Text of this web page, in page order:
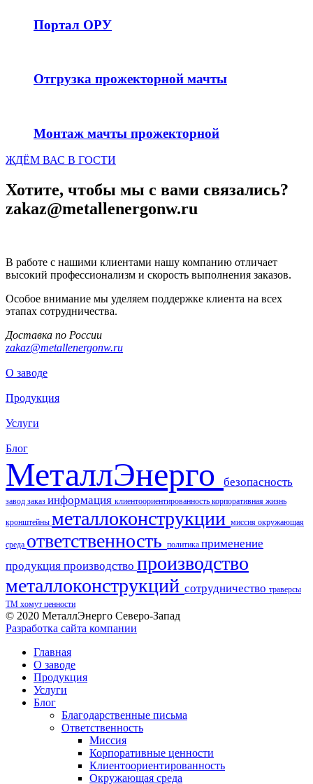
Портал ОРУ
Отгрузка прожекторной мачты
Монтаж мачты прожекторной
ЖДЁМ ВАС В ГОСТИ
Хотите, чтобы мы с вами связались?
zakaz@metallenergonw.ru
В работе с нашими клиентами нашу компанию отличает
высокий профессионализм и скорость выполнения заказов.
Особое внимание мы уделяем поддержке клиента на всех
этапах сотрудничества.
Доставка по России
zakaz@metallenergonw.ru
О заводе
Продукция
Услуги
Блог
МеталлЭнерго безопасность
завод заказ информация клиентоориентированность корпоративная жизнь
кронштейны металлоконструкции миссия окружающая
среда ответственность политика применение
продукция производство производство
металлоконструкций сотрудничество траверсы
ТМ хомут ценности
© 2020 МеталлЭнерго Северо-Запад
Разработка сайта компании
Главная
О заводе
Продукция
Услуги
Блог
Благодарственные письма
Ответственность
Миссия
Корпоративные ценности
Клиентоориентированность
Окружающая среда